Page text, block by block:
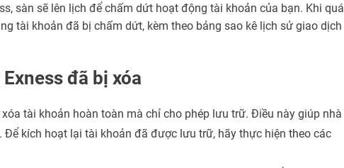
sàn sẽ lên lịch để chấm dứt hoạt động tài khoản của bạn. Khi quá
tài khoản đã bị chấm dứt, kèm theo bảng sao kê lịch sử giao dịch
đã bị xóa
tài khoản hoàn toàn mà chỉ cho phép lưu trữ. Điều này giúp nhà
kích hoạt lại tài khoản đã được lưu trữ, hãy thực hiện theo các